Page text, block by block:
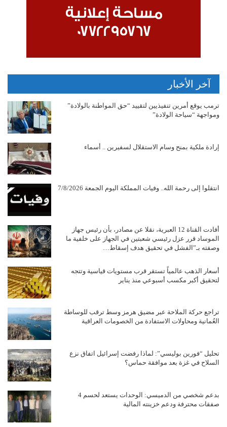
آخر الأخبار
ترمب يوقع أمرين تنفيذيين لتقييد “حق المواطنة بالولادة”
ومواجهة “سياحة الولادة”
إرادة ملكية بمنح وسام الاستقلال لسفيرين .. أسماء
انتقلوا إلى رحمة الله.. وفيات المملكة اليوم الجمعة 7/8/2026
أفادت القناة 12 العبرية، نقلا عن مصادر، بأن رئيس جهاز
الموساد قرر عزل رئيسي شعبتين في الجهاز على خلفية ما
وصفته بـ”الفشل في تحقيق هدف إسقاط…
أسعار الذهب عالمياً تستقر قرب مستويات قياسية وتتجه
لتحقيق أكبر مكسب أسبوعي منذ يناير
تراجع حركة الملاحة عبر مضيق هرمز وسط ترقب للوساطة
العُمانية ومحاولات الاستفادة من الخصومات العراقية
تحليل “فورين بوليسي”: لماذا رفضت إسرائيل اتفاق نزع
السلاح في غزة بعد موافقة حماس؟
بدعم شخصي من الدميسي: الوحدات يستعد لحسم 4
صفقات محترفة ودعم خزينته المالية